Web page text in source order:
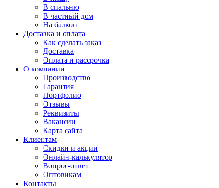
В спальню
В частный дом
На балкон
Доставка и оплата
Как сделать заказ
Доставка
Оплата и рассрочка
О компании
Производство
Гарантия
Портфолио
Отзывы
Реквизиты
Вакансии
Карта сайта
Клиентам
Скидки и акции
Онлайн-калькулятор
Вопрос-ответ
Оптовикам
Контакты